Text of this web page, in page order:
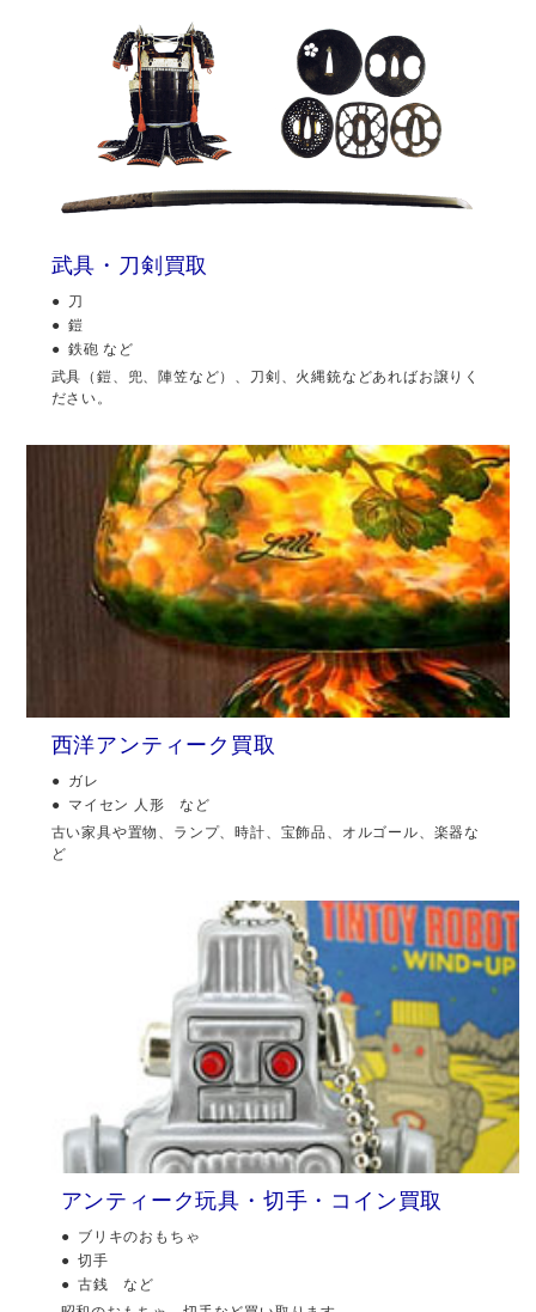
武具・刀剣買取
刀
鎧
鉄砲 など
武具（鎧、兜、陣笠など）、刀剣、火縄銃などあればお譲りく
ださい。
西洋アンティーク買取
ガレ
マイセン 人形 など
古い家具や置物、ランプ、時計、宝飾品、オルゴール、楽器な
ど
アンティーク玩具・切手・コイン買取
ブリキのおもちゃ
切手
古銭 など